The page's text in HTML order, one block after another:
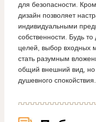
для безопасности.
дизайн позволяет
индивидуальными
собственности. Будь
целей, выбор входных
стать разумным
общий внешний вид, но
душевного спокойствия.